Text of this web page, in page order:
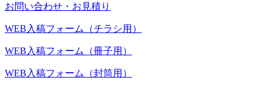
お問い合わせ・お見積り
WEB入稿フォーム（チラシ用）
WEB入稿フォーム（冊子用）
WEB入稿フォーム（封筒用）